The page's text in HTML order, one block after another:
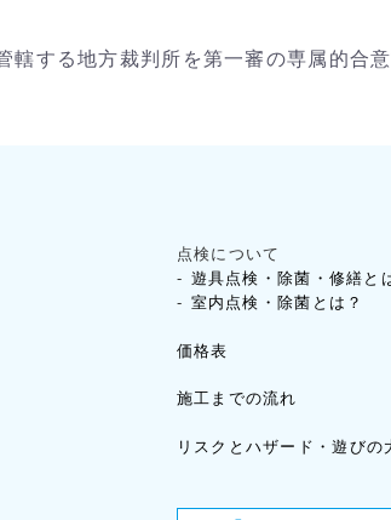
する地方裁判所を第一審の専属的合
点検について
遊具点検・除菌・修繕と
室内点検・除菌とは？
価格表
施工までの流れ
リスクとハザード・遊びの